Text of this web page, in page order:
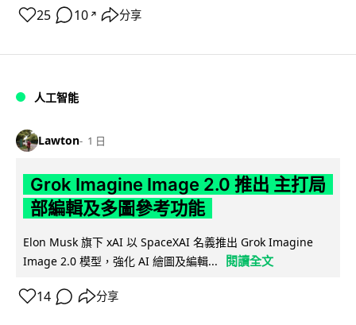
25 10 ↗ 分享
人工智能
Lawton 1 日
Grok Imagine Image 2.0 推出 主打局
部編輯及多圖參考功能
Elon Musk 旗下 xAI 以 SpaceXAI 名義推出 Grok Imagine
Image 2.0 模型，強化 AI 繪圖及編輯...
閱讀全文
14 分享